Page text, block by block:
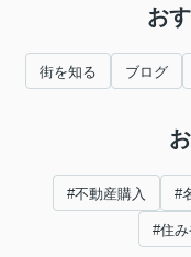
お
街を知る ブログ
#不動産購入 #
#住